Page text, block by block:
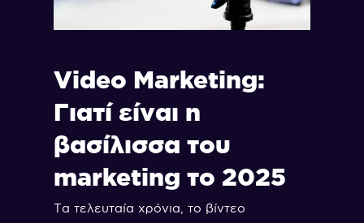
Video Marketing:
Γιατί είναι η
βασίλισσα του
marketing το 2025
Τα τελευταία χρόνια, το βίντεο